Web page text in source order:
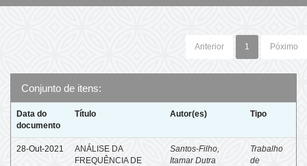
Anterior 1 Póximo
Conjunto de itens:
Data do
documento
Título Autor(es) Tipo
28-Out-2021
ANÁLISE DA
FREQUÊNCIA DE
Santos-Filho,
Itamar Dutra
Trabalho
de